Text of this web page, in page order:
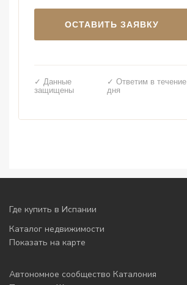
✓ Данные
защищены
✓ Ответим в течение
дня
Где купить в Испании
Каталог недвижимости
Показать на карте
Автономное сообщество Каталония